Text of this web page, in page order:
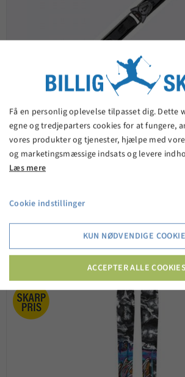
Salomon S/FORCE 7 + Z10
2.399,00 kr.
VIS PRODUKT
Få en personlig oplevelse tilpasset dig. Dette
egne og tredjeparters cookies for at fungere,
vores produkter og tjenester, hjælpe med
og marketingsmæssige indsats og levere
Læs mere
Cookie indstillinger
KUN NØDVENDIGE
ACCEPTER ALLE COOKIES